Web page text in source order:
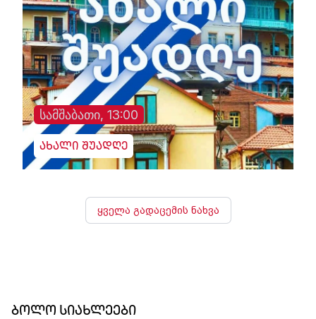
სამშაბათი, 13:00
ახალი შუადღე
ყველა გადაცემის ნახვა
ბოლო სიახლეები